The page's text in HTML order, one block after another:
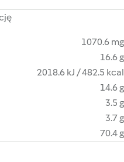
1070.6 mg
16.6 g
2018.6 kJ / 482.5 kcal
14.6 g
3.5 g
3.7 g
70.4 g